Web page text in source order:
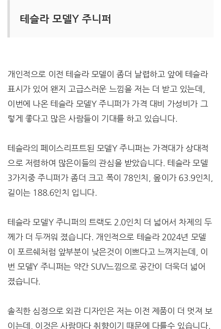
테슬라 모델Y 주니퍼
개인적으로 이전 테슬라 모델이 좀더 날렵하고 앞에 테슬라
표시가 있어 왠지 고급스러운 느낌을 저는 더 받고 있는데,
이번에 나온 테슬라 모델Y 주니퍼가 가격 대비 가성비가 그
렇게 좋다고 많은 사람들이 기대를 하고 있습니다.
테슬라의 페이스리프트된 모델Y 주니퍼는 가격대가 상대적
으로 저렴하여 많은이들의 관심을 받았습니다. 테슬라 모델
3가지중 주니퍼가 좀더 크고 폭이 78인치, 옾이가 63.9인치,
길이는 188.6인치 입니다.
테슬라 모델Y 주니퍼의 트랙도 2.0인치 더 넓어서 차제의 두
께가 더 두꺼워 졌습니다. 개인적으로 테슬라 2024년 모델
이 포르쉐처럼 앞부분이 낮은것이 이쁘다고 느껴지는데, 이
번 모델Y 주니퍼는 약간 SUV느낌으로 공간이 더욱더 넓어
졌습니다.
솔직한 심정으로 외관 디자인은 저는 이전 제품이 더 멋져 보
이는데, 이것은 사람마다 취향이기 때문에 다를수 있습니다.